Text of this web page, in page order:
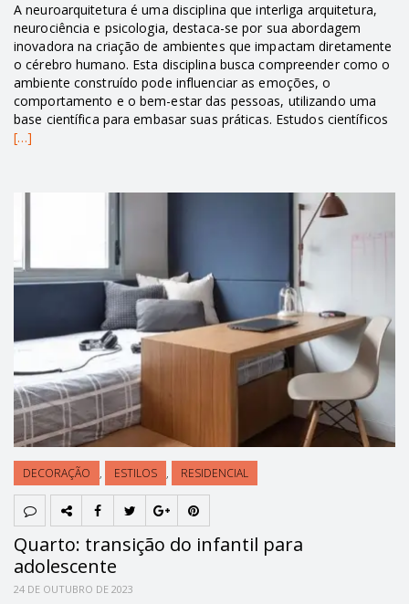
A neuroarquitetura é uma disciplina que interliga arquitetura,
neurociência e psicologia, destaca-se por sua abordagem
inovadora na criação de ambientes que impactam diretamente
o cérebro humano. Esta disciplina busca compreender como o
ambiente construído pode influenciar as emoções, o
comportamento e o bem-estar das pessoas, utilizando uma
base científica para embasar suas práticas. Estudos científicos
[…]
DECORAÇÃO , ESTILOS , RESIDENCIAL
Quarto: transição do infantil para
adolescente
24 DE OUTUBRO DE 2023